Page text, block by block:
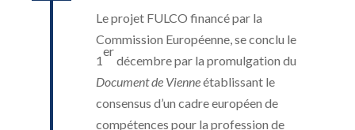
Le projet FULCO financé par la
Commission Européenne, se conclu le
1
er
décembre par la promulgation du
Document de Vienneétablissant le
consensus d’un cadre européen de
compétences pour la profession de